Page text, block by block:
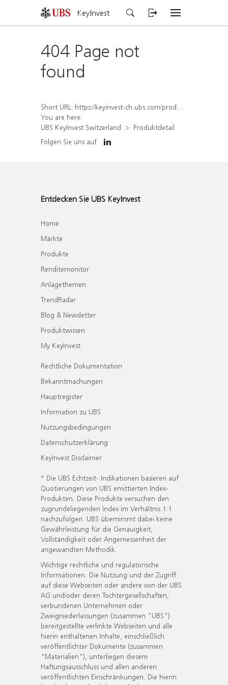
KeyInvest
404 Page not
found
Short URL: https://keyinvest-ch.ubs.com/produkt/detail/index/isin/CH1569456259
You are here:
UBS KeyInvest Switzerland
Produktdetail
Folgen Sie uns auf
Entdecken Sie UBS KeyInvest
Home
Märkte
Produkte
Renditemonitor
Anlagethemen
TrendRadar
Blog & Newsletter
Produktwissen
My KeyInvest
Rechtliche Dokumentation
Bekanntmachungen
Hauptregister
Information zu UBS
Nutzungsbedingungen
Datenschutzerklärung
KeyInvest Disclaimer
* Die UBS Echtzeit- Indikationen basieren auf
Quotierungen von UBS emittierten Index-
Produkten. Diese Produkte versuchen den
zugrundeliegenden Index im Verhältnis 1:1
nachzufolgen. UBS übernimmt dabei keine
Gewährleistung für die Genauigkeit,
Vollständigkeit oder Angemessenheit der
angewandten Methodik.
Wichtige rechtliche und regulatorische
Informationen. Die Nutzung und der Zugriff
auf diese Webseiten oder andere von der UBS
AG und/oder deren Tochtergesellschaften,
verbundenen Unternehmen oder
Zweigniederlassungen (zusammen "UBS")
bereitgestellte verlinkte Webseiten und alle
hierin enthaltenen Inhalte, einschließlich
veröffentlichter Dokumente (zusammen
"Materialien"), unterliegen diesem
Haftungsausschluss und allen anderen
veröffentlichten Einschränkungen. Die hierin